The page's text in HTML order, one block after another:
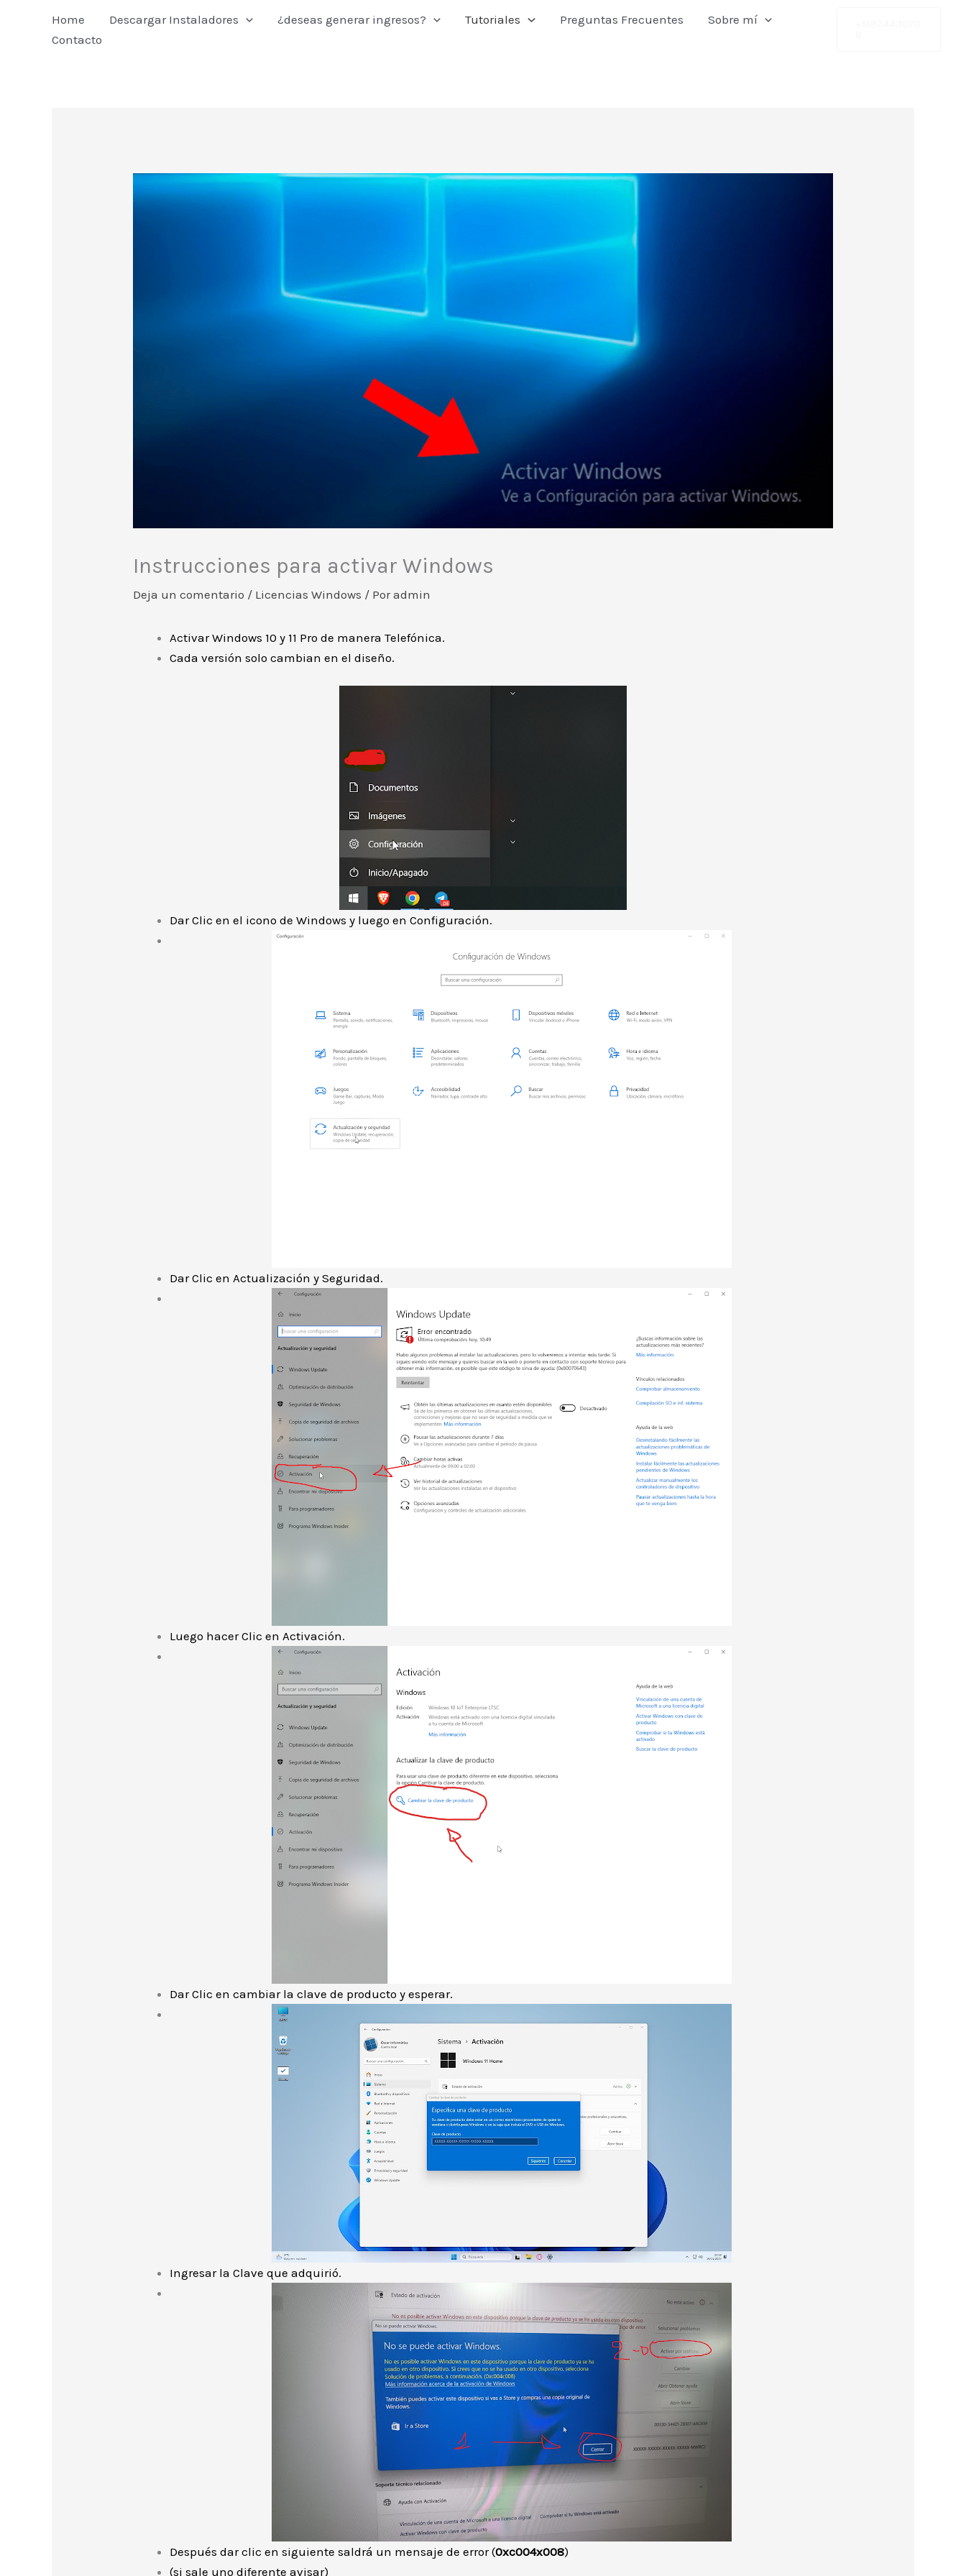
Home Descargar Instaladores ¿deseas generar ingresos? Tutoriales Preguntas Frecuentes
Sobre mí
Contacto
Instrucciones para activar Windows
Deja un comentario / Licencias Windows / Poradmin
Activar Windows 10 y 11 Pro de manera Telefónica.
Cada versión solo cambian en el diseño.
Dar Clic en el icono de Windows y luego en Configuración.
Dar Clic en Actualización y Seguridad.
Luego hacer Clic en Activación.
Dar Clic en cambiar la clave de producto y esperar.
Ingresar la Clave que adquirió.
Después dar clic en siguiente saldrá un mensaje de error (0xc004x008)
(si sale uno diferente avisar)